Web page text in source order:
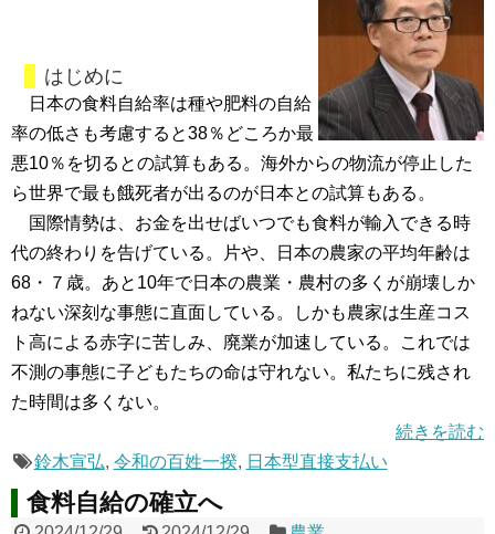
はじめに
日本の食料自給率は種や肥料の自給
率の低さも考慮すると38％どころか最
悪10％を切るとの試算もある。海外からの物流が停止した
ら世界で最も餓死者が出るのが日本との試算もある。
国際情勢は、お金を出せばいつでも食料が輸入できる時
代の終わりを告げている。片や、日本の農家の平均年齢は
68・７歳。あと10年で日本の農業・農村の多くが崩壊しか
ねない深刻な事態に直面している。しかも農家は生産コス
ト高による赤字に苦しみ、廃業が加速している。これでは
不測の事態に子どもたちの命は守れない。私たちに残され
た時間は多くない。
続きを読む
鈴木宣弘, 令和の百姓一揆, 日本型直接支払い
食料自給の確立へ